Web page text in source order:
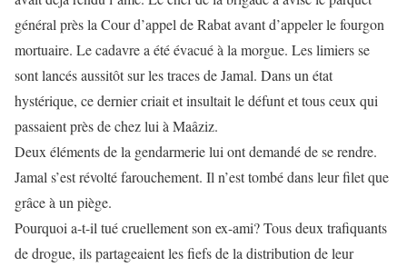
général près la Cour d’appel de Rabat avant d’appeler le fourgon
mortuaire. Le cadavre a été évacué à la morgue. Les limiers se
sont lancés aussitôt sur les traces de Jamal. Dans un état
hystérique, ce dernier criait et insultait le défunt et tous ceux qui
passaient près de chez lui à Maâziz.
Deux éléments de la gendarmerie lui ont demandé de se rendre.
Jamal s’est révolté farouchement. Il n’est tombé dans leur filet que
grâce à un piège.
Pourquoi a-t-il tué cruellement son ex-ami? Tous deux trafiquants
de drogue, ils partageaient les fiefs de la distribution de leur